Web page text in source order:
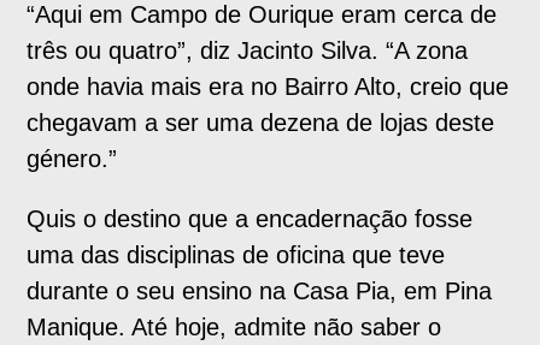
“Aqui em Campo de Ourique eram cerca de
três ou quatro”, diz Jacinto Silva. “A zona
onde havia mais era no Bairro Alto, creio que
chegavam a ser uma dezena de lojas deste
género.”
Quis o destino que a encadernação fosse
uma das disciplinas de oficina que teve
durante o seu ensino na Casa Pia, em Pina
Manique. Até hoje, admite não saber o